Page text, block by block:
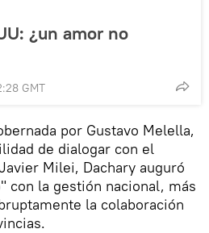
¿un amor no
GMT
por Gustavo Melella,
de dialogar con el
Milei, Dachary auguró
con la gestión nacional, más
la colaboración